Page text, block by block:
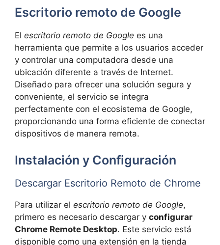
Escritorio remoto de Google
El escritorio remoto de Google es una
herramienta que permite a los usuarios acceder
y controlar una computadora desde una
ubicación diferente a través de Internet.
Diseñado para ofrecer una solución segura y
conveniente, el servicio se integra
perfectamente con el ecosistema de Google,
proporcionando una forma eficiente de conectar
dispositivos de manera remota.
Instalación y Configuración
Descargar Escritorio Remoto de Chrome
Para utilizar el escritorio remoto de Google,
primero es necesario descargar y configurar
Chrome Remote Desktop. Este servicio está
disponible como una extensión en la tienda